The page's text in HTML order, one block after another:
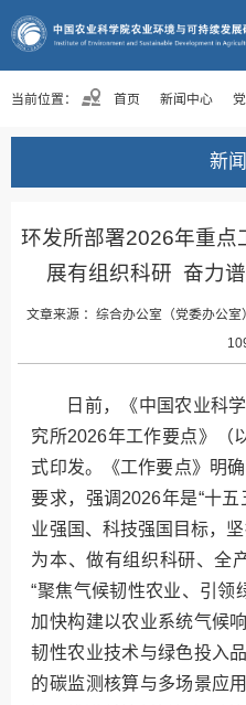
当前位置： 首页 新闻中心
新
环发所部署2026年重点
展有组织科研 奋力
文章来源 ： 综合办公室（党委办公室）
日前，《中国农业科
究所2026年工作要点》（
式印发。《工作要点》明
要求，强调2026年是“十
业强国、科技强国目标，
为本、做有组织科研、全
“聚焦气候韧性农业、引领
加快构建以农业系统气候
韧性农业技术与绿色投入
的碳监测核算与多场景应